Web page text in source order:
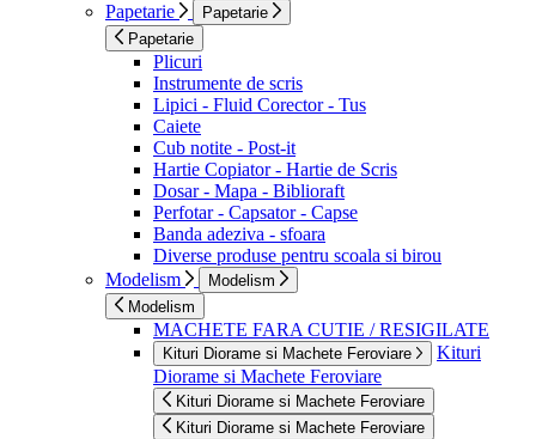
Papetarie
Papetarie
Papetarie
Plicuri
Instrumente de scris
Lipici - Fluid Corector - Tus
Caiete
Cub notite - Post-it
Hartie Copiator - Hartie de Scris
Dosar - Mapa - Biblioraft
Perfotar - Capsator - Capse
Banda adeziva - sfoara
Diverse produse pentru scoala si birou
Modelism
Modelism
Modelism
MACHETE FARA CUTIE / RESIGILATE
Kituri Diorame si Machete Feroviare
Kituri
Diorame si Machete Feroviare
Kituri Diorame si Machete Feroviare
Kituri Diorame si Machete Feroviare